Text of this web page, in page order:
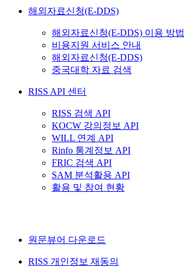
해외자료신청(E-DDS)
해외자료신청(E-DDS) 이용 방법
비용지원 서비스 안내
해외자료신청(E-DDS)
중국대학 자료 검색
RISS API 센터
RISS 검색 API
KOCW 강의정보 API
WILL 연계 API
Rinfo 통계정보 API
FRIC 검색 API
SAM 분석활용 API
활용 및 참여 현황
원문뷰어 다운로드
RISS 개인정보 재동의